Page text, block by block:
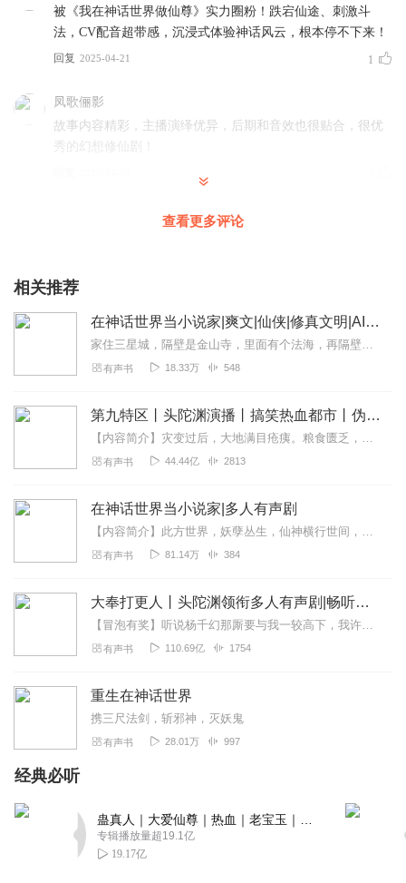
被《我在神话世界做仙尊》实力圈粉！跌宕仙途、刺激斗
法，CV配音超带感，沉浸式体验神话风云，根本停不下来！
回复 2025-04-21 1
凤歌俪影
故事内容精彩，主播演绎优异，后期和音效也很贴合，很优
秀的幻想修仙剧！
停不下来！
天涯小星星
爆笑穿越点明风格就很讨喜，在神话世界当仙尊这种宏大设
精彩！
2025-05-07 1
从葫芦娃到封神充满想象空间，在神话里当仙尊够酷，佛道
儒子争的情节设定很带感。想知道反派修仙有啥独特正确姿
势！期待！
听友259434696
林森在神话世界里过得风生水起，这一届的反派与众不同
2025-05-05
嘿还不起来
的剧情模式，一直追挺不错的剧，推荐。
双向奔赴的美
查看更多评论
相关推荐
在神话世界当小说家|爽文|仙侠|修真文明|AI专辑
家住三星城，隔壁是金山寺，里面有个法海，再隔壁是灵隐寺，那里有个活佛叫济公
有声书 18.33万 548
第九特区丨头陀渊演播丨搞笑热血都市丨伪戒丨VIP免费多人有声剧
【内容简介】灾变过后，大地满目疮痍。粮食匮乏，资源紧俏，局势混乱……一位从待规划区杀出来的青年，背对着漫天黄沙，孤身来到九区谋生，却不曾想偶然结识三五好友，一念...
有声书 44.44亿 2813
在神话世界当小说家|多人有声剧
【内容简介】此方世界，妖孽丛生，仙神横行世间，大侠排山倒海……徐乐穿越而来，感觉很慌。家住三星城，是三星城首富，隔壁不远处是兰若寺，再隔壁是金山寺，里面有个法海...
有声书 81.14万 384
大奉打更人丨头陀渊领衔多人有声剧|畅听全集|王鹤棣、田曦薇主演影视剧原著|卖报小郎君
【冒泡有奖】听说杨千幻那厮要与我一较高下，我许七安要开始装叉了！快进入声音播放页戳下方输入框，冒个泡偷偷告诉我，我要用哪些诗词才能胜过他？说得好的，有赏！202...
有声书 110.69亿 1754
重生在神话世界
携三尺法剑，斩邪神，灭妖鬼
有声书 28.01万 997
经典必听
专辑播放量超19.1亿
19.17亿